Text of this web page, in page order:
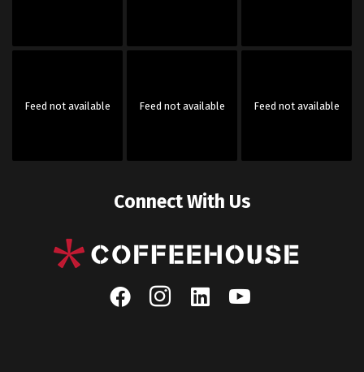
Feed not available Feed not available Feed not available
Connect With Us